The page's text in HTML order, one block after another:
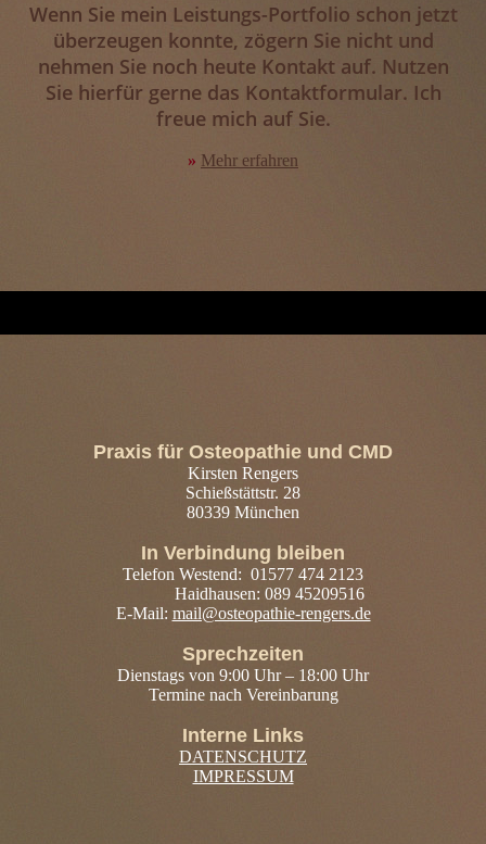
Wenn Sie mein Leistungs-Portfolio schon jetzt
überzeugen konnte, zögern Sie nicht und
nehmen Sie noch heute Kontakt auf. Nutzen
Sie hierfür gerne das Kontaktformular. Ich
freue mich auf Sie.
» Mehr erfahren
Praxis für Osteopathie und CMD
Kirsten Rengers
Schießstättstr. 28
80339 München
In Verbindung bleiben
Telefon Westend: 01577 474 2123
Haidhausen: 089 45209516
E-Mail: mail@osteopathie-rengers.de
Sprechzeiten
Dienstags von 9:00 Uhr – 18:00 Uhr
Termine nach Vereinbarung
Interne Links
DATEN­SCHUTZ
IMPRESSUM